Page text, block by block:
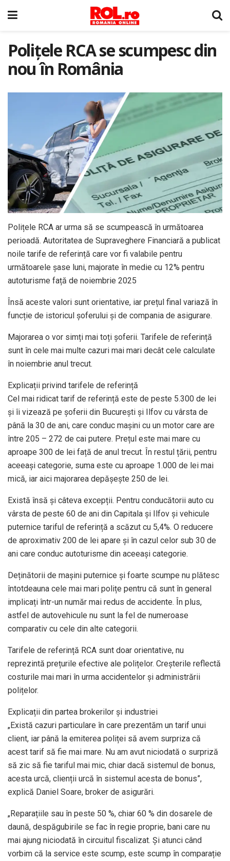
Polițele RCA se scumpesc din
nou în România
Polițele RCA ar urma să se scumpească în următoarea
perioadă. Autoritatea de Supraveghere Financiară a publicat
noile tarife de referință care vor fi valabile pentru
următoarele șase luni, majorate în medie cu 12% pentru
autoturisme față de noiembrie 2025
Însă aceste valori sunt orientative, iar prețul final variază în
funcție de istoricul șoferului și de compania de asigurare.
Majorarea o vor simți mai toți șoferii. Tarifele de referință
sunt în cele mai multe cazuri mai mari decât cele calculate
în noiembrie anul trecut.
Explicații privind tarifele de referință
Cel mai ridicat tarif de referință este de peste 5.300 de lei
și îi vizează pe șoferii din București și Ilfov cu vârsta de
până la 30 de ani, care conduc mașini cu un motor care are
între 205 – 272 de cai putere. Prețul este mai mare cu
aproape 300 de lei față de anul trecut. În restul țării, pentru
aceeași categorie, suma este cu aproape 1.000 de lei mai
mică, iar aici majorarea depășește 250 de lei.
Există însă și câteva excepții. Pentru conducătorii auto cu
vârsta de peste 60 de ani din Capitala și Ilfov și vehicule
puternice tariful de referință a scăzut cu 5,4%. O reducere
de aproximativ 200 de lei apare și în cazul celor sub 30 de
ani care conduc autoturisme din aceeași categorie.
Deținătorii de mașini puternice și foarte scumpe nu plătesc
întotdeauna cele mai mari polițe pentru că sunt în general
implicați într-un număr mai redus de accidente. În plus,
astfel de autovehicule nu sunt la fel de numeroase
comparativ cu cele din alte categorii.
Tarifele de referință RCA sunt doar orientative, nu
reprezintă prețurile efective ale polițelor. Creșterile reflectă
costurile mai mari în urma accidentelor și administrării
polițelor.
Explicații din partea brokerilor și industriei
„Există cazuri particulare în care prezentăm un tarif unui
client, iar până la emiterea poliței să avem surpriza că
acest tarif să fie mai mare. Nu am avut niciodată o surpriză
să zic să fie tariful mai mic, chiar dacă sistemul de bonus,
acesta urcă, clienții urcă în sistemul acesta de bonus”,
explică Daniel Soare, broker de asigurări.
„Reparațiile sau în peste 50 %, chiar 60 % din dosarele de
daună, despăgubirile se fac în regie proprie, bani care nu
mai ajung niciodată în circuitul fiscalizat. Și atunci când
vorbim că la service este scump, este scump în comparație